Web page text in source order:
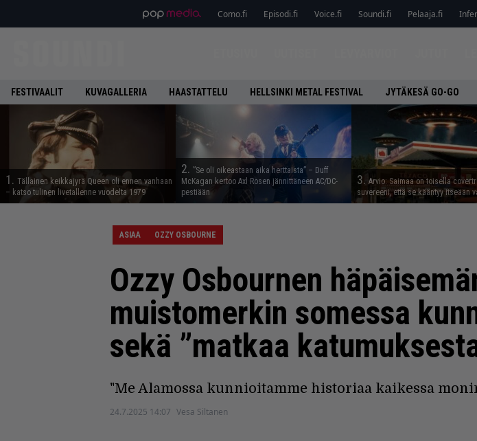
Como.fi Episodi.fi Voice.fi Soundi.fi Pelaaja.fi
FESTIVAALIT KUVAGALLERIA HAASTATTELU HELLSINKI METAL FESTIVAL JYTÄKESÄ GO-GO
1. Tällainen keikkajyrä Queen oli ennen vanhaan
– katso tulinen livetallenne vuodelta 1979
2. ”Se oli oikeastaan aika herttaista” – Duff
McKagan kertoo Axl Rosen jännittäneen AC/DC-
pestiään
3. Arvio: Saimaa on toisella
suvereeni, että se kääntyy itseään
ASIAA OZZY OSBOURNE
Ozzy Osbournen
muistomerkin somessa
sekä ”matkaa
"Me Alamossa kunnioitamme historiaa kaikessa
24.7.2025 14:07 Vesa Siltanen